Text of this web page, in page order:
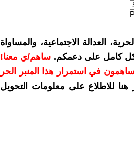
العدالة الاجتماعية، والمساواة
كامل على دعمكم. ساهم/ي معنا!
تساهمون في استمرار هذا المنبر الحر
هنا للاطلاع على معلومات التحويل